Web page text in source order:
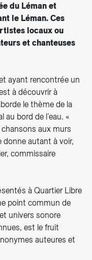
du Léman et
le Léman. Ces
locaux ou
et chanteuses
ayant rencontrée un
à découvrir à
le thème de la
bord de l’eau. «
aux murs
donne autant à voir,
commissaire
à Quartier Libre
point commun de
univers sonore
est le fruit
auteures et